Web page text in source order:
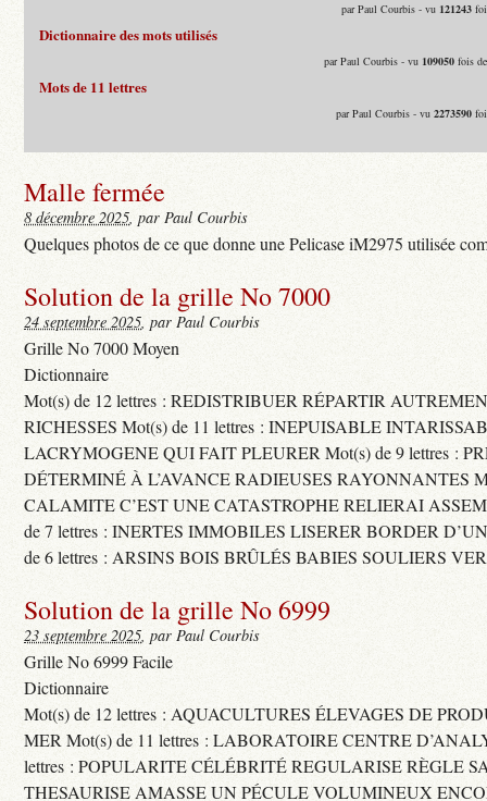
par Paul Courbis - vu 121243
Dictionnaire des mots utilisés
par Paul Courbis - vu 109050 fois
Mots de 11 lettres
par Paul Courbis - vu2273590
Malle fermée
8 décembre 2025, par Paul Courbis
Quelques photos de ce que donne une Pelicase iM2975 utilisée
Solution de la grille No 7000
24 septembre 2025, par Paul Courbis
Grille No 7000 Moyen
Dictionnaire
Mot(s) de 12 lettres : REDISTRIBUER RÉPARTIR
RICHESSES Mot(s) de 11 lettres : INEPUISABLE
LACRYMOGENE QUI FAIT PLEURER Mot(s) de 9 lettres :
DÉTERMINÉ À L’AVANCE RADIEUSES RAYONNANTES
CALAMITE C’EST UNE CATASTROPHE RELIERAI
de 7 lettres : INERTES IMMOBILES LISERER BORDER
de 6 lettres : ARSINS BOIS BRÛLÉS BABIES SOULIERS
Solution de la grille No 6999
23 septembre 2025, par Paul Courbis
Grille No 6999 Facile
Dictionnaire
Mot(s) de 12 lettres : AQUACULTURES ÉLEVAGES DE
MER Mot(s) de 11 lettres : LABORATOIRE CENTRE
lettres : POPULARITE CÉLÉBRITÉ REGULARISE RÈGLE
THESAURISE AMASSE UN PÉCULE VOLUMINEUX